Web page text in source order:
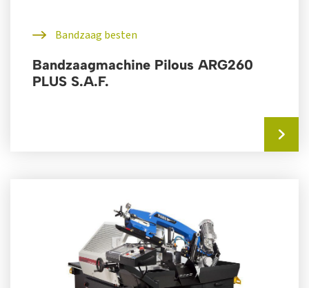
Bandzaag besten
Bandzaagmachine Pilous ARG260
PLUS S.A.F.